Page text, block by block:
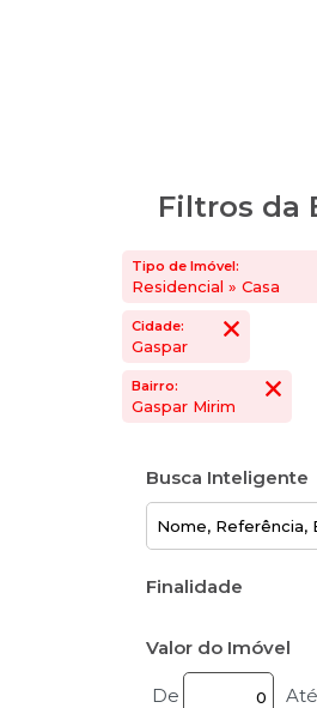
Filtros da
Tipo de Imóvel:
Residencial » Casa
Cidade:
Gaspar
Bairro:
Gaspar Mirim
Busca Inteligente
Finalidade
Valor do Imóvel
De Até